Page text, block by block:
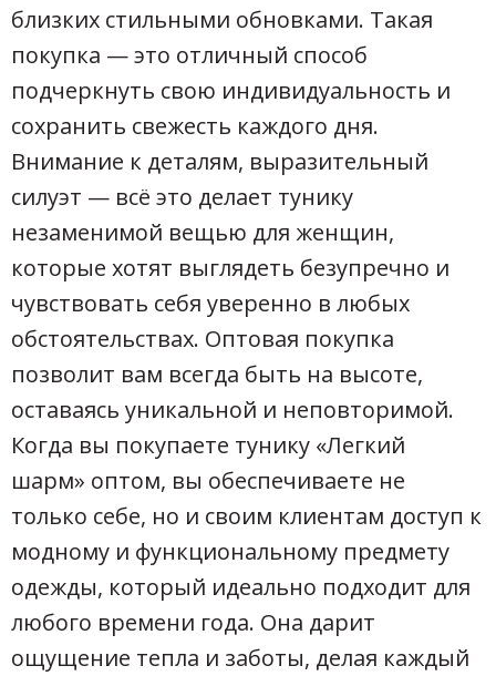
близких стильными обновками. Такая
покупка — это отличный способ
подчеркнуть свою индивидуальность и
сохранить свежесть каждого дня.
Внимание к деталям, выразительный
силуэт — всё это делает тунику
незаменимой вещью для женщин,
которые хотят выглядеть безупречно и
чувствовать себя уверенно в любых
обстоятельствах. Оптовая покупка
позволит вам всегда быть на высоте,
оставаясь уникальной и неповторимой.
Когда вы покупаете тунику «Легкий
шарм» оптом, вы обеспечиваете не
только себе, но и своим клиентам доступ к
модному и функциональному предмету
одежды, который идеально подходит для
любого времени года. Она дарит
ощущение тепла и заботы, делая каждый